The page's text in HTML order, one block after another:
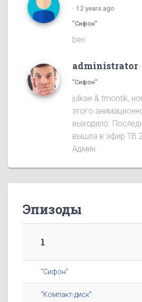
· 12 years ago
"Сифон"
ben
administrator ·
"Сифон"
julkae & tmontik,
этого
выходило.
вышла в эфир ТВ
Админ.
Эпизоды
1
"Сифон"
"Компакт-диск"